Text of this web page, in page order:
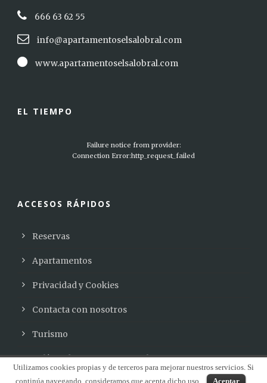
666 63 62 55
info@apartamentoselsalobral.com
www.apartamentoselsalobral.com
EL TIEMPO
Failure notice from provider:
Connection Error:http_request_failed
ACCESOS RÁPIDOS
Reservas
Apartamentos
Privacidad y Cookies
Contacta con nosotros
Turismo
Política de reservas y cancelaciones
Utilizamos cookies propias y de terceros para mejorar nuestros servicios. Si
continúa navegando, consideramos que acepta dicho uso.
Aceptar